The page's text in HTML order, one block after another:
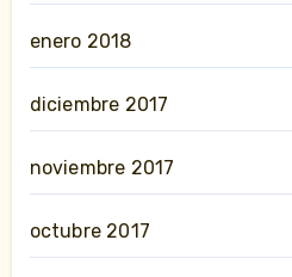
enero 2018
diciembre 2017
noviembre 2017
octubre 2017